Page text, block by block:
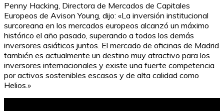
Penny Hacking, Directora de Mercados de Capitales
Europeos de Avison Young, dijo: «La inversión institucional
surcoreana en los mercados europeos alcanzó un máximo
histórico el año pasado, superando a todos los demás
inversores asiáticos juntos. El mercado de oficinas de Madrid
también es actualmente un destino muy atractivo para los
inversores internacionales y existe una fuerte competencia
por activos sostenibles escasos y de alta calidad como
Helios.»